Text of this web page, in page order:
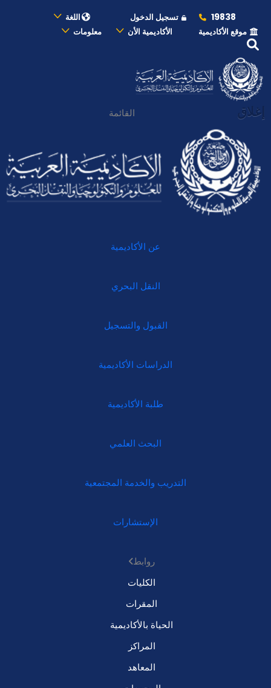
19838 تسجيل الدخول
اللغة
موقع الأكاديمية
الأكاديمية الأن معلومات
إغلاق القائمة
عن الأكاديمية
النقل البحري
القبول والتسجيل
الدراسات الأكاديمية
طلبة الأكاديمية
البحث العلمي
التدريب والخدمة المجتمعية
الإستشارات
روابط
الكليات
المقرات
الحياة بالأكاديمية
المراكز
المعاهد